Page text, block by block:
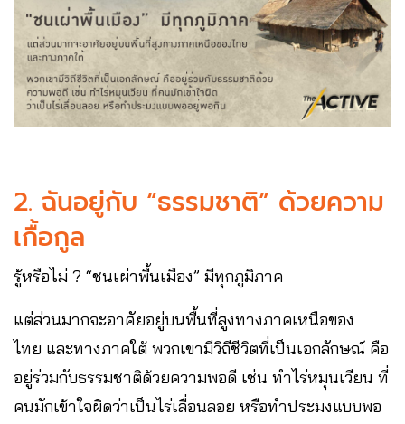
2. ฉันอยู่กับ “ธรรมชาติ” ด้วยความ
เกื้อกูล
รู้หรือไม่ ? “ชนเผ่าพื้นเมือง” มีทุกภูมิภาค
แต่ส่วนมากจะอาศัยอยู่บนพื้นที่สูงทางภาคเหนือของ
ไทย และทางภาคใต้ พวกเขามีวิถีชีวิตที่เป็นเอกลักษณ์ คือ
อยู่ร่วมกับธรรมชาติด้วยความพอดี เช่น ทำไร่หมุนเวียน ที่
คนมักเข้าใจผิดว่าเป็นไร่เลื่อนลอย หรือทำประมงแบบพอ